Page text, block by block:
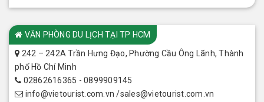
VĂN PHÒNG DU LỊCH TẠI TP HCM
242 – 242A Trần Hưng Đạo, Phường Cầu Ông Lãnh, Thành
phố Hồ Chí Minh
02862616365 - 0899909145
info@vietourist.com.vn /sales@vietourist.com.vn